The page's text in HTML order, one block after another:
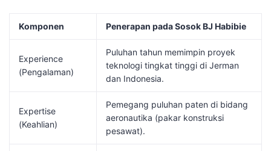
Komponen Penerapan pada Sosok BJ Habibie
Experience
(Pengalaman)
Puluhan tahun memimpin proyek
teknologi tingkat tinggi di Jerman
dan Indonesia.
Expertise
(Keahlian)
Pemegang puluhan paten di bidang
aeronautika (pakar konstruksi
pesawat).